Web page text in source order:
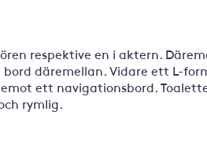
respektive en i aktern.
däremellan. Vidare ett L-
ett navigationsbord.
rymlig.